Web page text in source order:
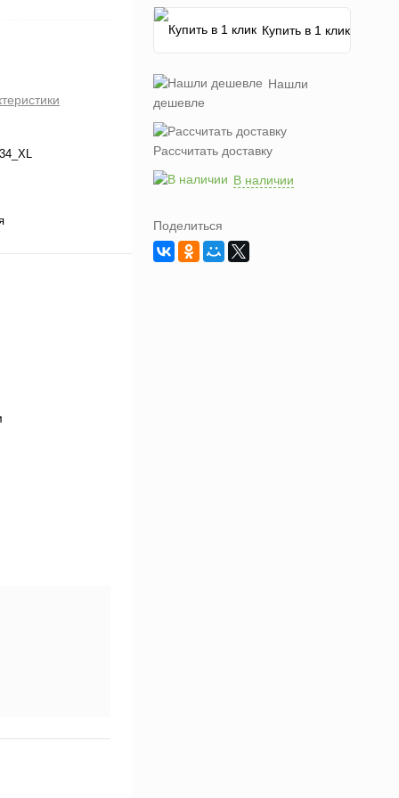
Купить в 1 клик
Нашли
дешевле
Рассчитать доставку
В наличии
Поделиться